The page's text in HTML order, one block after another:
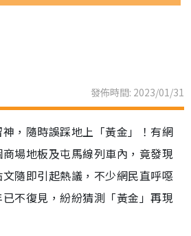
發佈時間: 2023/01/31
，隨時誤踩地上「黃金」！有網
場地板及屯馬線列車內，竟發現
隨即引起熱議，不少網民直呼噁
不復見，紛紛猜測「黃金」再現